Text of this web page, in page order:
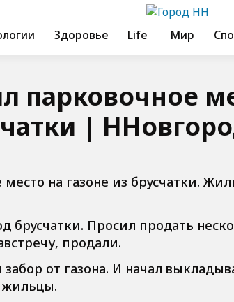
Здоровье Life Мир
парковочное
|
на газоне из брусчатки.
брусчатки. Просил продать
продали.
от газона. И начал
жильцы.